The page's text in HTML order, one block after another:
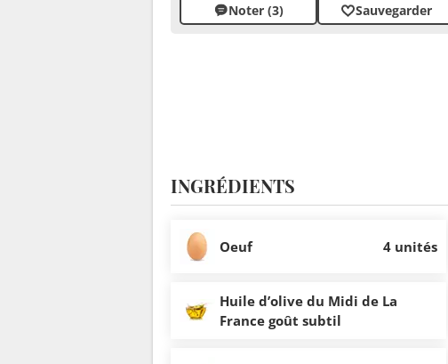
Noter (3) Sauvegarder
INGRÉDIENTS
Oeuf 4 unités
Huile d’olive du Midi de La
France goût subtil